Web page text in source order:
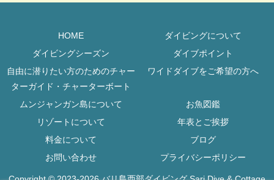
HOME
ダイビングについて
ダイビングシーズン
ダイブポイント
自由に潜りたい方のためのチャー
ターガイド・チャーターボート
ワイドダイブをご希望の方へ
ムンジャンガン島について
お魚図鑑
リゾートについて
年表とご挨拶
料金について
ブログ
お問い合わせ
プライバシーポリシー